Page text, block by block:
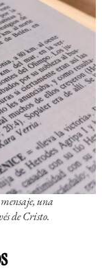
una
de Cristo.